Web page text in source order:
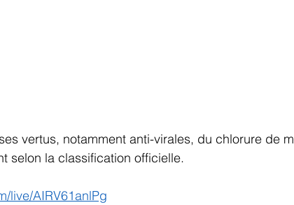
vertus, notamment anti-virales, du chlorure de
selon la classification officielle.
live/AIRV61anlPg